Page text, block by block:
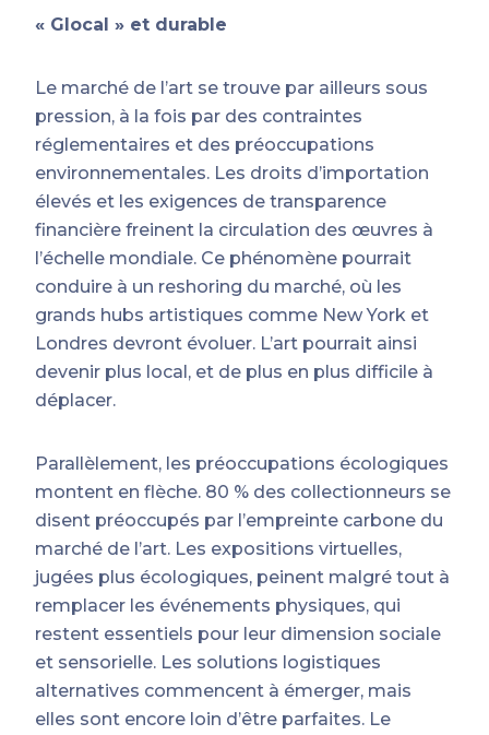
« Glocal » et durable
Le marché de l’art se trouve par ailleurs sous
pression, à la fois par des contraintes
réglementaires et des préoccupations
environnementales. Les droits d’importation
élevés et les exigences de transparence
financière freinent la circulation des œuvres à
l’échelle mondiale. Ce phénomène pourrait
conduire à un reshoring du marché, où les
grands hubs artistiques comme New York et
Londres devront évoluer. L’art pourrait ainsi
devenir plus local, et de plus en plus difficile à
déplacer.
Parallèlement, les préoccupations écologiques
montent en flèche. 80 % des collectionneurs se
disent préoccupés par l’empreinte carbone du
marché de l’art. Les expositions virtuelles,
jugées plus écologiques, peinent malgré tout à
remplacer les événements physiques, qui
restent essentiels pour leur dimension sociale
et sensorielle. Les solutions logistiques
alternatives commencent à émerger, mais
elles sont encore loin d’être parfaites. Le